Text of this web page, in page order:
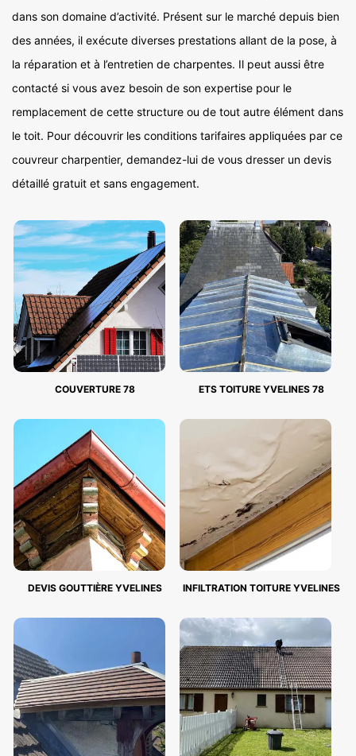
dans son domaine d’activité. Présent sur le marché depuis bien
des années, il exécute diverses prestations allant de la pose, à
la réparation et à l’entretien de charpentes. Il peut aussi être
contacté si vous avez besoin de son expertise pour le
remplacement de cette structure ou de tout autre élément dans
le toit. Pour découvrir les conditions tarifaires appliquées par ce
couvreur charpentier, demandez-lui de vous dresser un devis
détaillé gratuit et sans engagement.
COUVERTURE 78 ETS TOITURE YVELINES 78
DEVIS GOUTTIÈRE YVELINES INFILTRATION TOITURE YVELINES